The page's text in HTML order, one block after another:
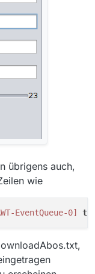
übrigens auch,
wie
EventQueue-0]